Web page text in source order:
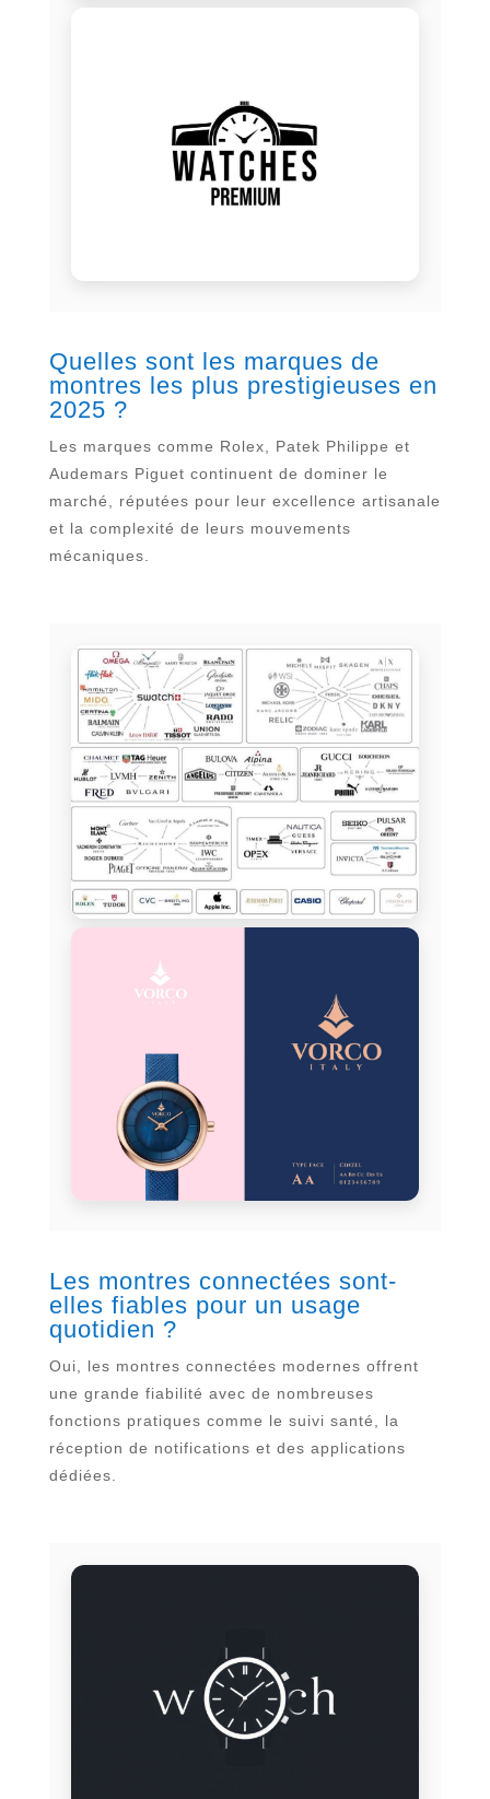
Quelles sont les marques de
montres les plus prestigieuses en
2025 ?
Les marques comme Rolex, Patek Philippe et
Audemars Piguet continuent de dominer le
marché, réputées pour leur excellence artisanale
et la complexité de leurs mouvements
mécaniques.
Les montres connectées sont-
elles fiables pour un usage
quotidien ?
Oui, les montres connectées modernes offrent
une grande fiabilité avec de nombreuses
fonctions pratiques comme le suivi santé, la
réception de notifications et des applications
dédiées.